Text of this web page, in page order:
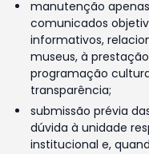
manutenção
comunicados
informativos,
museus, à
programação
transparência;
submissão prévia
dúvida à unidade
institucional e,